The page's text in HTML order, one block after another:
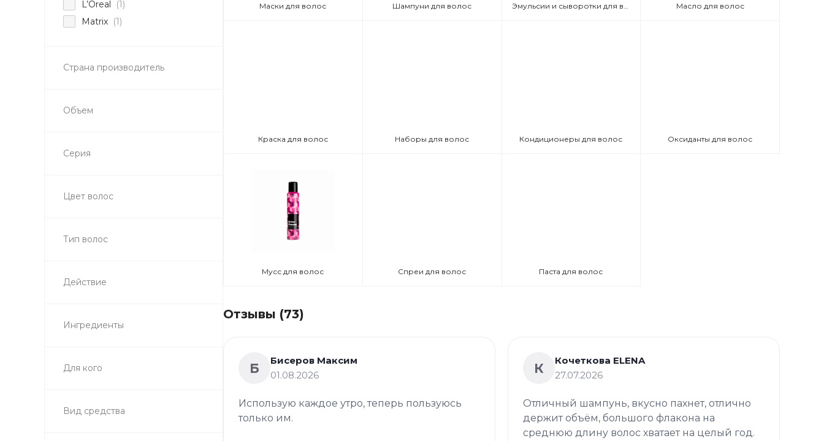
L’Oreal
(1)
Matrix (1)
Страна производитель
Объем
Серия
Цвет волос
Тип волос
Действие
Ингредиенты
Для кого
Вид средства
Маски для волос Шампуни для волос Эмульсии и сыворотки для волос Масло для волос
Краска для волос Наборы для волос Кондиционеры для волос Оксиданты для волос
Мусс для волос Спреи для волос Паста для волос
Отзывы (73)
Б
Бисеров Максим
01.08.2026
Использую каждое утро, теперь пользуюсь
только им.
К
Кочеткова ELENA
27.07.2026
Отличный шампунь, вкусно пахнет, отлично
держит объём, большого флакона на
среднюю длину волос хватает на целый год.